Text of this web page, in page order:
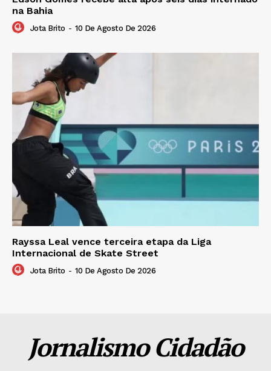
na Bahia
Jota Brito - 10 De Agosto De 2026
Rayssa Leal vence terceira etapa da Liga
Internacional de Skate Street
Jota Brito - 10 De Agosto De 2026
Jornalismo Cidadão